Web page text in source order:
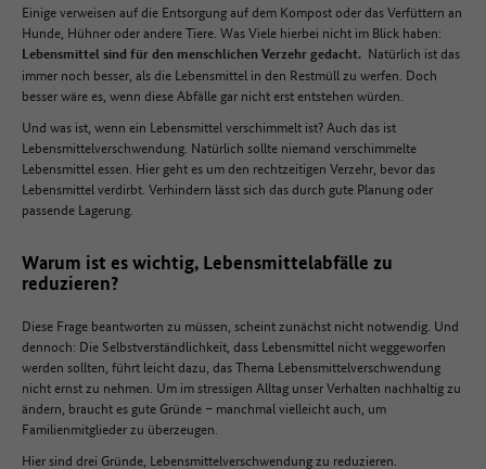
Einige verweisen auf die Entsorgung auf dem Kompost oder das Verfüttern an
Hunde, Hühner oder andere Tiere. Was Viele hierbei nicht im Blick haben:
Lebensmittel sind für den menschlichen Verzehr gedacht. Natürlich ist das
immer noch besser, als die Lebensmittel in den Restmüll zu werfen. Doch
besser wäre es, wenn diese Abfälle gar nicht erst entstehen würden.
Und was ist, wenn ein Lebensmittel verschimmelt ist? Auch das ist
Lebensmittelverschwendung. Natürlich sollte niemand verschimmelte
Lebensmittel essen. Hier geht es um den rechtzeitigen Verzehr, bevor das
Lebensmittel verdirbt. Verhindern lässt sich das durch gute Planung oder
passende Lagerung.
Warum ist es wichtig, Lebensmittelabfälle zu
reduzieren?
Diese Frage beantworten zu müssen, scheint zunächst nicht notwendig. Und
dennoch: Die Selbstverständlichkeit, dass Lebensmittel nicht weggeworfen
werden sollten, führt leicht dazu, das Thema Lebensmittelverschwendung
nicht ernst zu nehmen. Um im stressigen Alltag unser Verhalten nachhaltig zu
ändern, braucht es gute Gründe – manchmal vielleicht auch, um
Familienmitglieder zu überzeugen.
Hier sind drei Gründe, Lebensmittelverschwendung zu reduzieren.